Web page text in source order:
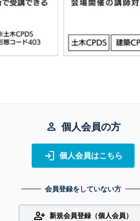
person 個人会員の方
login 個人会員はこちら
会員登録をしていない方
person_add 新規会員登録（個人会員）